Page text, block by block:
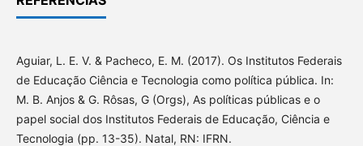
Aguiar, L. E. V. & Pacheco, E. M. (2017). Os Institutos Federais
de Educação Ciência e Tecnologia como política pública. In:
M. B. Anjos & G. Rôsas, G (Orgs), As políticas públicas e o
papel social dos Institutos Federais de Educação, Ciência e
Tecnologia (pp. 13-35). Natal, RN: IFRN.